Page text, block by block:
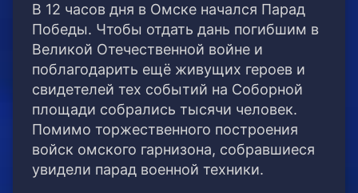
В 12 часов дня в Омске начался Парад
Победы. Чтобы отдать дань погибшим в
Великой Отечественной войне и
поблагодарить ещё живущих героев и
свидетелей тех событий на Соборной
площади собрались тысячи человек.
Помимо торжественного построения
войск омского гарнизона, собравшиеся
увидели парад военной техники.